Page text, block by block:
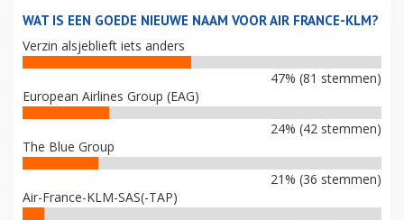
WAT IS EEN GOEDE NIEUWE NAAM VOOR AIR FRANCE-KLM?
Verzin alsjeblieft iets anders
47% (81 stemmen)
European Airlines Group (EAG)
24% (42 stemmen)
The Blue Group
21% (36 stemmen)
Air-France-KLM-SAS(-TAP)